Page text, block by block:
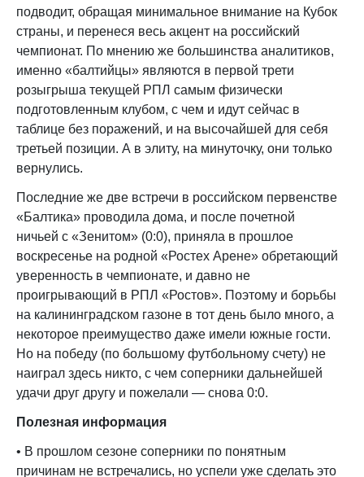
подводит, обращая минимальное внимание на Кубок
страны, и перенеся весь акцент на российский
чемпионат. По мнению же большинства аналитиков,
именно «балтийцы» являются в первой трети
розыгрыша текущей РПЛ самым физически
подготовленным клубом, с чем и идут сейчас в
таблице без поражений, и на высочайшей для себя
третьей позиции. А в элиту, на минуточку, они только
вернулись.
Последние же две встречи в российском первенстве
«Балтика» проводила дома, и после почетной
ничьей с «Зенитом» (0:0), приняла в прошлое
воскресенье на родной «Ростех Арене» обретающий
уверенность в чемпионате, и давно не
проигрывающий в РПЛ «Ростов». Поэтому и борьбы
на калининградском газоне в тот день было много, а
некоторое преимущество даже имели южные гости.
Но на победу (по большому футбольному счету) не
наиграл здесь никто, с чем соперники дальнейшей
удачи друг другу и пожелали — снова 0:0.
Полезная информация
• В прошлом сезоне соперники по понятным
причинам не встречались, но успели уже сделать это